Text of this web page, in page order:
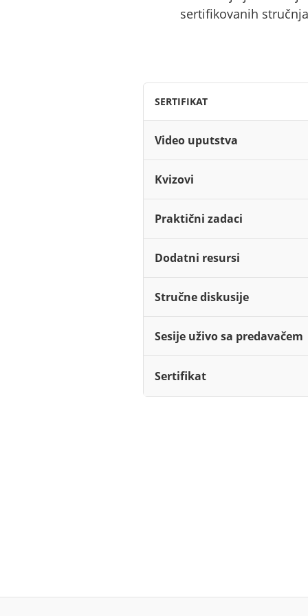
sertifikovanih
SERTIFIKAT
Video uputstva
Kvizovi
Praktični zadaci
Dodatni resursi
Stručne diskusije
Sesije uživo sa predavačem
Sertifikat